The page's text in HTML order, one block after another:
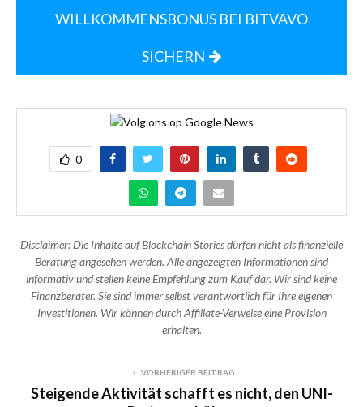
WILLKOMMENSBONUS BEI BITVAVO
SICHERN
0
Disclaimer: Die Inhalte auf Blockchain Stories dürfen nicht als finanzielle
Beratung angesehen werden. Alle angezeigten Informationen sind
informativ und stellen keine Empfehlung zum Kauf dar. Wir sind keine
Finanzberater. Sie sind immer selbst verantwortlich für Ihre eigenen
Investitionen. Wir können durch Affiliate-Verweise eine Provision
erhalten.
VORHERIGER BEITRAG
Steigende Aktivität schafft es nicht, den UNI-